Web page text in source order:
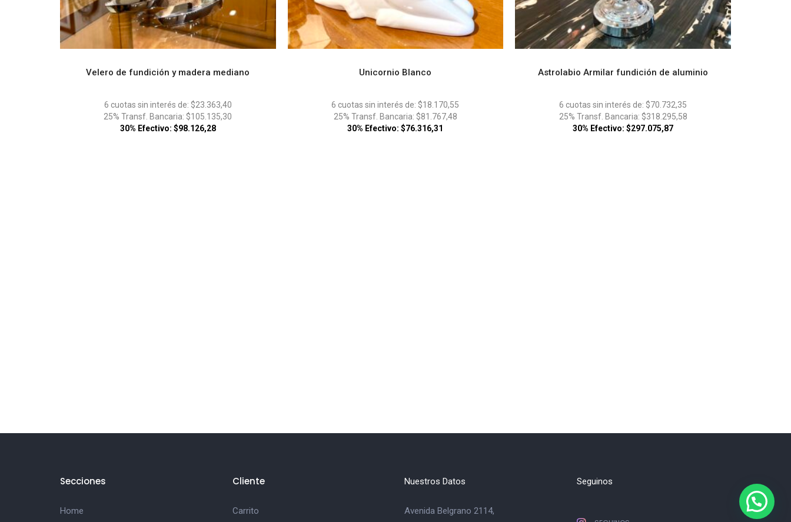
ADD TO CART
Velero de fundición y madera mediano
6 cuotas sin interés de: $23.363,40
25% Transf. Bancaria: $105.135,30
30% Efectivo: $98.126,28
ADD TO CART
Unicornio Blanco
6 cuotas sin interés de: $18.170,55
25% Transf. Bancaria: $81.767,48
30% Efectivo: $76.316,31
ADD TO CART
Astrolabio Armilar fundición de aluminio
6 cuotas sin interés de: $70.732,35
25% Transf. Bancaria: $318.295,58
30% Efectivo: $297.075,87
Secciones
Home
Cliente
Carrito
Nuestros Datos
Avenida Belgrano 2114,
Seguinos